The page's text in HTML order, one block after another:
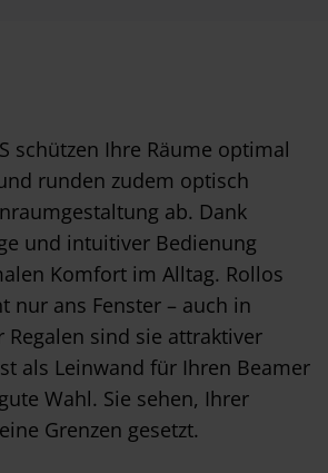
schützen Ihre Räume optimal
runden zudem optisch
ab. Dank
und intuitiver Bedienung
Komfort im Alltag. Rollos
nur ans Fenster – auch in
Regalen sind sie attraktiver
als Leinwand für Ihren Beamer
Wahl. Sie sehen, Ihrer
Grenzen gesetzt.